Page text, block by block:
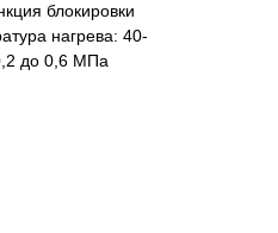
блокировки
нагрева: 40-
до 0,6 МПа